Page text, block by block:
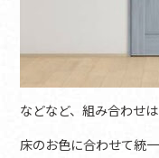
などなど、組み合わせ
床のお色に合わせて統